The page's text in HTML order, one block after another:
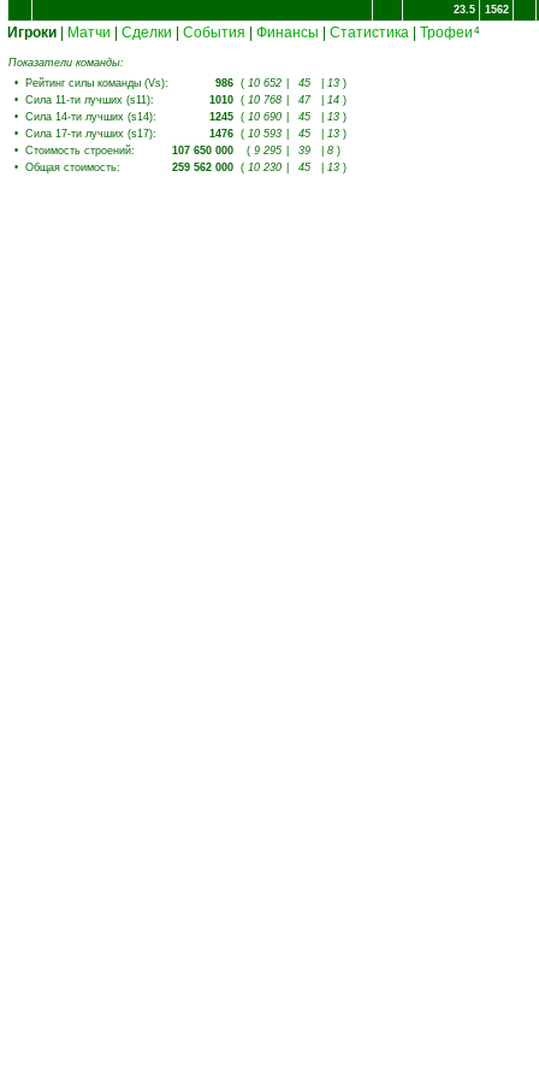
23.5 1562
Игроки Матчи Сделки События Финансы Статистика Трофеи 4
Показатели команды:
• Рейтинг силы команды (Vs): 986 ( 10 652 45 13 )
• Сила 11-ти лучших (s11): 1010 ( 10 768 47 14 )
• Сила 14-ти лучших (s14): 1245 ( 10 690 45 13 )
• Сила 17-ти лучших (s17): 1476 ( 10 593 45 13 )
• Стоимость строений: 107 650 000 ( 9 295 39 8 )
• Общая стоимость: 259 562 000 ( 10 230 45 13 )